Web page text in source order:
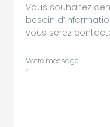
Vous souhaitez
besoin
vous serez
Votre message